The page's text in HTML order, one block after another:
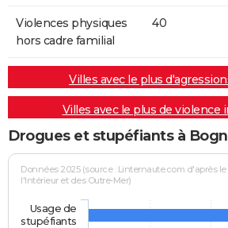
Violences physiques
hors cadre familial
40
Villes avec le plus
Villes avec le plus de violence
Drogues et stupéfiants à
Données 2025 (source : Linternaute.com d'après
l'Intérieur et des Outre-Mer)
Usage de
stupéfiants